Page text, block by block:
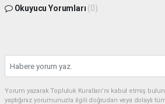
Okuyucu Yorumları (0)
Yorum yazarak Topluluk Kuralları’nı kabul etmiş
yaptığınız yorumunuzla ilgili doğrudan veya dolaylı